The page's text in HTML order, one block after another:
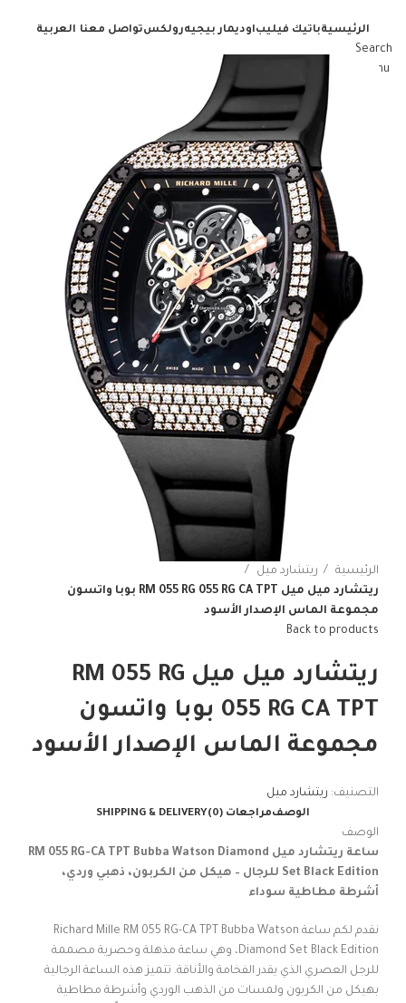
الرئيسيةباتيك فيليباوديمار بيجيهرولكستواصل معنا العربية
Search
Menu
الرئيسية
ريتشارد ميل
ريتشارد ميل ميل RM 055 RG 055 RG CA TPT بوبا واتسون
مجموعة الماس الإصدار الأسود
Back to products
ريتشارد ميل ميل RM 055 RG
055 RG CA TPT بوبا واتسون
مجموعة الماس الإصدار الأسود
التصنيف: ريتشارد ميل
الوصفمراجعات (0) SHIPPING & DELIVERY
الوصف
ساعة ريتشارد ميل RM 055 RG-CA TPT Bubba Watson Diamond
Set Black Edition للرجال – هيكل من الكربون، ذهبي وردي،
أشرطة مطاطية سوداء
نقدم لكم ساعة Richard Mille RM 055 RG-CA TPT Bubba Watson
Diamond Set Black Edition، وهي ساعة مذهلة وحصرية مصممة
للرجل العصري الذي يقدر الفخامة والأناقة. تتميز هذه الساعة الرجالية
بهيكل من الكربون ولمسات من الذهب الوردي وأشرطة مطاطية